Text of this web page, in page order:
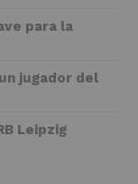
para la
jugador del
Leipzig